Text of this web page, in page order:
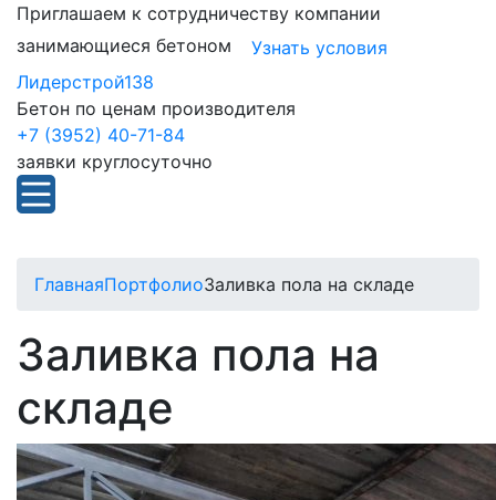
Приглашаем к сотрудничеству компании
занимающиеся бетоном
Узнать условия
Лидерстрой138
Бетон по ценам производителя
+7 (3952) 40-71-84
заявки круглосуточно
ГлавнаяПортфолиоЗаливка пола на складе
Заливка пола на
складе